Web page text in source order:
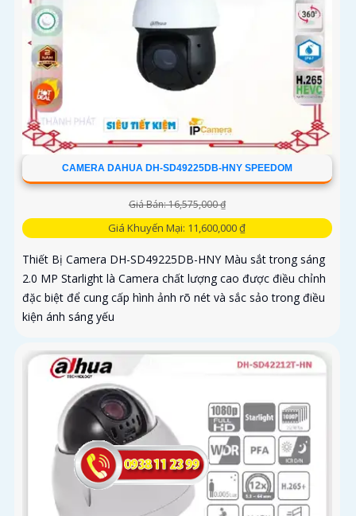
CAMERA DAHUA DH-SD49225DB-HNY SPEEDOM
Giá Bán: 16,575,000 ₫
Giá Khuyến Mại: 11,600,000 ₫
Thiết Bị Camera DH-SD49225DB-HNY Màu sắt trong sáng
2.0 MP Starlight là Camera chất lượng cao được điều chỉnh
đặc biệt để cung cấp hình ảnh rõ nét và sắc sảo trong điều
kiện ánh sáng yếu